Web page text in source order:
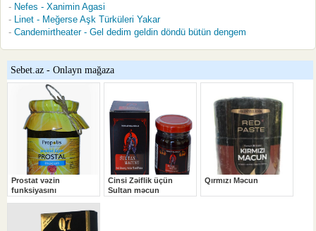
Nefes - Xanimin Agasi
Linet - Meğerse Aşk Türküleri Yakar
Candemirtheater - Gel dedim geldin döndü bütün dengem